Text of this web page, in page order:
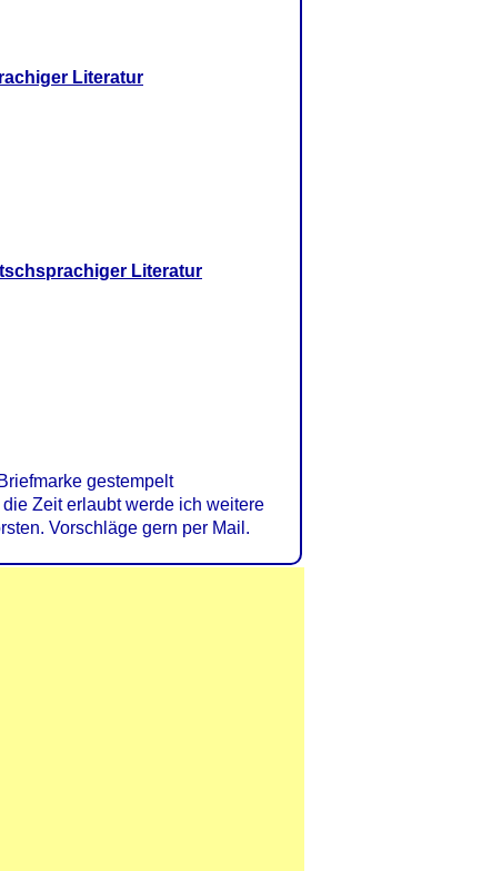
Literatur
Literatur
gestempelt
Zeit erlaubt werde ich weitere
Vorschläge gern per Mail.